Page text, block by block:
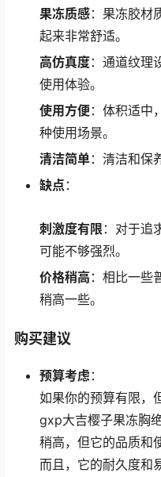
果冻质感：果冻胶材
起来非常舒适。
高仿真度：通道纹理
使用体验。
使用方便：体积适中
种使用场景。
清洁简单：清洁和保
缺点 ：
刺激度有限 ：对于追
可能不够强烈。
价格稍高 ：相比一些
稍高一些。
购买建议
预算考虑 ：
如果你的预算有限，
gxp大吉樱子果冻胸
稍高，但它的品质和
而且，它的耐久度和